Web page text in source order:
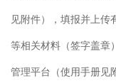
见附件），填报并上传
等相关材料 （签字盖章）
管理平台（使用手册见